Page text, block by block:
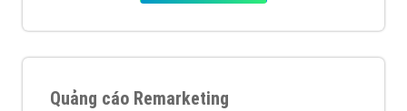
Quảng cáo Remarketing